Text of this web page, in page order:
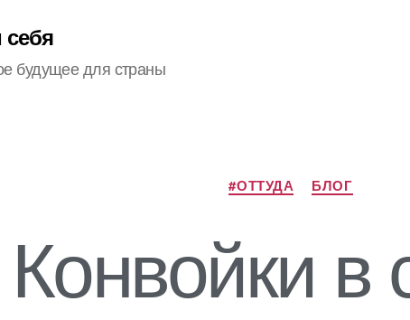
будущее для страны
Рубрики
#ОТТУДА БЛОГ
Конвойки в